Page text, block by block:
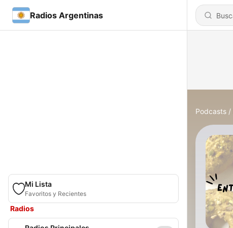
Radios Argentinas
Mi Lista
Favoritos y Recientes
Radios
Podcasts